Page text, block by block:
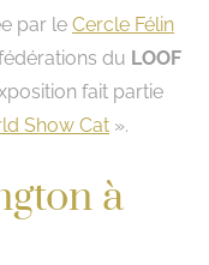
par le Cercle Félin
du LOOF
fait partie
Show Cat ».
à